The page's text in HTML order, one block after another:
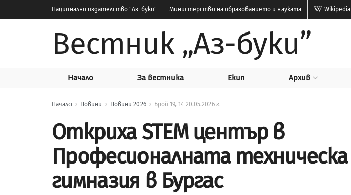
Национално издателство "Аз-буки" Министерство на образованието и науката Wikipedia
Вестник „Аз-буки”
Начало За вестника Екип Архив
Начало Новини Новини 2026 Брой 19, 14-20.05.2026 г.
Откриха STEM център в
Професионалната техническа
гимназия в Бургас